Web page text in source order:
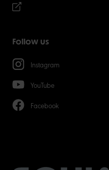
Follow us
Instagram
YouTube
Facebook